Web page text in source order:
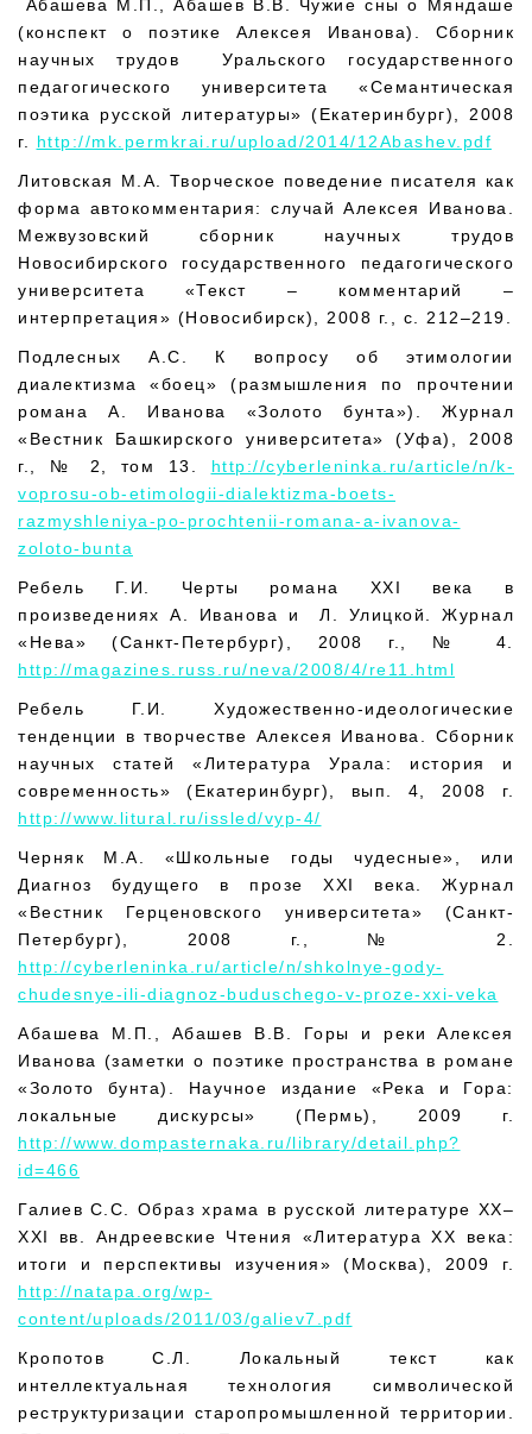
Абашева М.П., Абашев В.В. Чужие сны о Мяндаше
(конспект о поэтике Алексея Иванова). Сборник
научных трудов Уральского государственного
педагогического университета «Семантическая
поэтика русской литературы» (Екатеринбург), 2008
г. http://mk.permkrai.ru/upload/2014/12Abashev.pdf
Литовская М.А. Творческое поведение писателя как
форма автокомментария: случай Алексея Иванова.
Межвузовский сборник научных трудов
Новосибирского государственного педагогического
университета «Текст – комментарий –
интерпретация» (Новосибирск), 2008 г., с. 212–219.
Подлесных А.С. К вопросу об этимологии
диалектизма «боец» (размышления по прочтении
романа А. Иванова «Золото бунта»). Журнал
«Вестник Башкирского университета» (Уфа), 2008
г., № 2, том 13. http://cyberleninka.ru/article/n/k-
voprosu-ob-etimologii-dialektizma-boets-
razmyshleniya-po-prochtenii-romana-a-ivanova-
zoloto-bunta
Ребель Г.И. Черты романа XXI века в
произведениях А. Иванова и Л. Улицкой. Журнал
«Нева» (Санкт-Петербург), 2008 г., № 4.
http://magazines.russ.ru/neva/2008/4/re11.html
Ребель Г.И. Художественно-идеологические
тенденции в творчестве Алексея Иванова. Сборник
научных статей «Литература Урала: история и
современность» (Екатеринбург), вып. 4, 2008 г.
http://www.litural.ru/issled/vyp-4/
Черняк М.А. «Школьные годы чудесные», или
Диагноз будущего в прозе XXI века. Журнал
«Вестник Герценовского университета» (Санкт-
Петербург), 2008 г., № 2.
http://cyberleninka.ru/article/n/shkolnye-gody-
chudesnye-ili-diagnoz-buduschego-v-proze-xxi-veka
Абашева М.П., Абашев В.В. Горы и реки Алексея
Иванова (заметки о поэтике пространства в романе
«Золото бунта). Научное издание «Река и Гора:
локальные дискурсы» (Пермь), 2009 г.
http://www.dompasternaka.ru/library/detail.php?
id=466
Галиев С.С. Образ храма в русской литературе XX–
XXI вв. Андреевские Чтения «Литература XX века:
итоги и перспективы изучения» (Москва), 2009 г.
http://natapa.org/wp-
content/uploads/2011/03/galiev7.pdf
Кропотов С.Л. Локальный текст как
интеллектуальная технология символической
реструктуризации старопромышленной территории.